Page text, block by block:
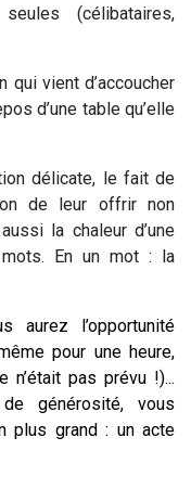
(célibataires,
qui vient d’accoucher
d’une table qu’elle
délicate, le fait de
de leur offrir non
la chaleur d’une
En un mot : la
aurez l’opportunité
pour une heure,
pas prévu !)...
générosité, vous
plus grand : un acte